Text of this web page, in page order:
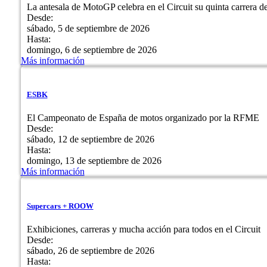
La antesala de MotoGP celebra en el Circuit su quinta carrera
Desde:
sábado, 5 de septiembre de 2026
Hasta:
domingo, 6 de septiembre de 2026
Más información
ESBK
El Campeonato de España de motos organizado por la RFME
Desde:
sábado, 12 de septiembre de 2026
Hasta:
domingo, 13 de septiembre de 2026
Más información
Supercars + ROOW
Exhibiciones, carreras y mucha acción para todos en el Circuit
Desde:
sábado, 26 de septiembre de 2026
Hasta: